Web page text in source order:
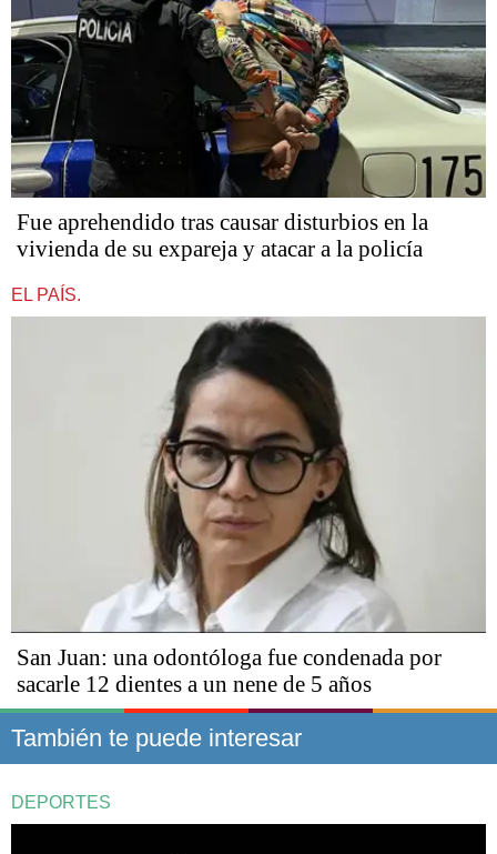
Fue aprehendido tras causar disturbios en la
vivienda de su expareja y atacar a la policía
EL PAÍS.
San Juan: una odontóloga fue condenada por
sacarle 12 dientes a un nene de 5 años
También te puede interesar
DEPORTES